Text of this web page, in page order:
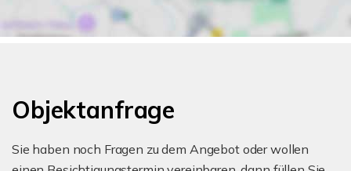
Objektanfrage
Sie haben noch Fragen zu dem Angebot oder wollen